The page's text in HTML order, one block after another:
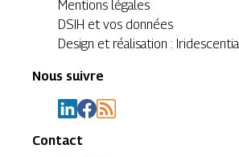
Mentions légales
DSIH et vos données
Design et réalisation : Iridescentia
Nous suivre
Contact